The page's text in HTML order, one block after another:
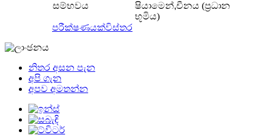
සම්භවය
ෂියාමෙන්,චීනය (ප්‍රධාන
භූමිය)
පරීක්ෂණයක්විස්තර
නිතර අසන පැන
අපි ගැන
අපව අමතන්න